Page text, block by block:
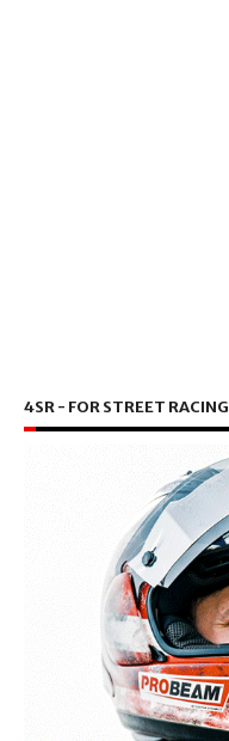
4SR - FOR STREET RACING